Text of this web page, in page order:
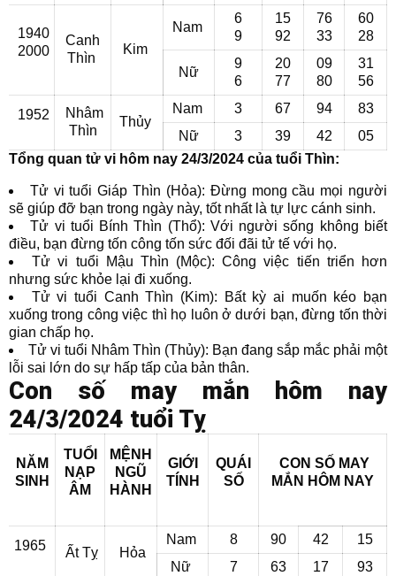
1940
2000
Canh
Thìn
Kim
Nam
6
9
15
92
76
33
60
28
Nữ
9
6
20
77
09
80
31
56
1952
Nhâm
Thìn
Thủy
Nam 3 67 94
83
Nữ
3 39 42
05
Tổng quan tử vi hôm nay 24/3/2024 của tuổi Thìn:
Tử vi tuổi Giáp Thìn (Hỏa): Đừng mong cầu mọi người
sẽ giúp đỡ bạn trong ngày này, tốt nhất là tự lực cánh sinh.
Tử vi tuổi Bính Thìn (Thổ): Với người sống không biết
điều, bạn đừng tốn công tốn sức đối đãi tử tế với họ.
Tử vi tuổi Mậu Thìn (Mộc): Công việc tiến triển hơn
nhưng sức khỏe lại đi xuống.
Tử vi tuổi Canh Thìn (Kim): Bất kỳ ai muốn kéo bạn
xuống trong công việc thì họ luôn ở dưới bạn, đừng tốn thời
gian chấp họ.
Tử vi tuổi Nhâm Thìn (Thủy): Bạn đang sắp mắc phải một
lỗi sai lớn do sự hấp tấp của bản thân.
Con số may mắn hôm nay
24/3/2024 tuổi Tỵ
NĂM
SINH
TUỔI
NẠP
ÂM
MỆNH
NGŨ
HÀNH
GIỚI
TÍNH
QUÁI
SỐ
CON SỐ MAY
MẮN HÔM NAY
1965 Ất Tỵ Hỏa
Nam 8 90 42
15
Nữ
7 63 17 93